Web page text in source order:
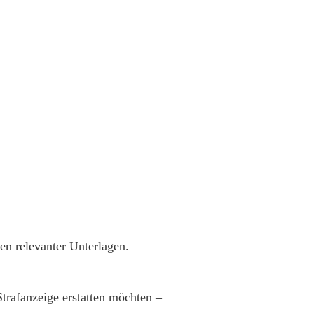
relevanter Unterlagen.
erstatten möchten –